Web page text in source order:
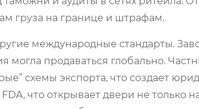
груза на границе и штрафам.
международные стандарты.
продаваться глобально.
схемы экспорта, что создает
что открывает двери не только